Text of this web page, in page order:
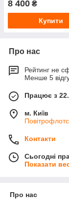
8 400 ₴
Купити
Про нас
Рейтинг не
Менше 5
Працює з
м. Київ
Контакти
Сьогодні
Показати
Про нас